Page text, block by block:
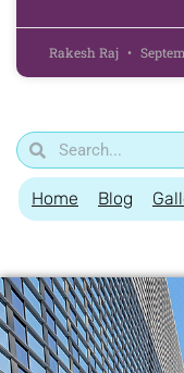
Rakesh Raj
Home Blog